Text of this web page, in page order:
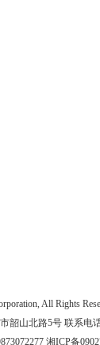
All Rights
山北路5号 联系电话
湘ICP备